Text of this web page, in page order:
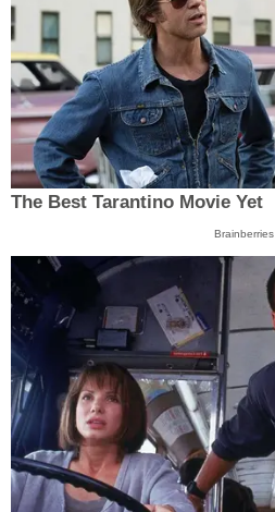
The Best Tarantino Movie Yet
Brainberries